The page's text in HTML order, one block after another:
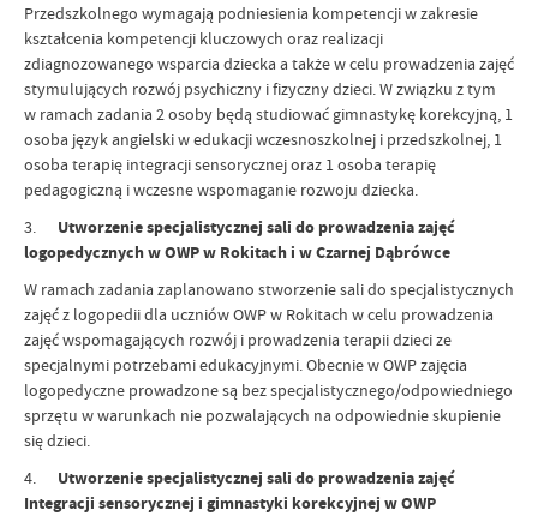
Przedszkolnego wymagają podniesienia kompetencji w zakresie
kształcenia kompetencji kluczowych oraz realizacji
zdiagnozowanego wsparcia dziecka a także w celu prowadzenia zajęć
stymulujących rozwój psychiczny i fizyczny dzieci. W związku z tym
w ramach zadania 2 osoby będą studiować gimnastykę korekcyjną, 1
osoba język angielski w edukacji wczesnoszkolnej i przedszkolnej, 1
osoba terapię integracji sensorycznej oraz 1 osoba terapię
pedagogiczną i wczesne wspomaganie rozwoju dziecka.
3. Utworzenie specjalistycznej sali do prowadzenia zajęć
logopedycznych w OWP w Rokitach i w Czarnej Dąbrówce
W ramach zadania zaplanowano stworzenie sali do specjalistycznych
zajęć z logopedii dla uczniów OWP w Rokitach w celu prowadzenia
zajęć wspomagających rozwój i prowadzenia terapii dzieci ze
specjalnymi potrzebami edukacyjnymi. Obecnie w OWP zajęcia
logopedyczne prowadzone są bez specjalistycznego/odpowiedniego
sprzętu w warunkach nie pozwalających na odpowiednie skupienie
się dzieci.
4. Utworzenie specjalistycznej sali do prowadzenia zajęć
Integracji sensorycznej i gimnastyki korekcyjnej w OWP